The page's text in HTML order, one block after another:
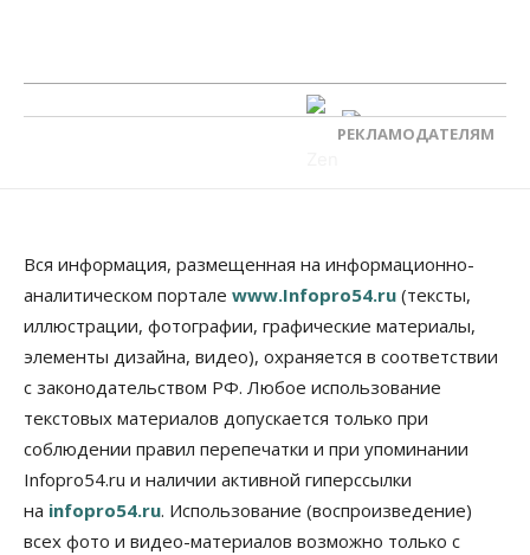
РЕКЛАМОДАТЕЛЯМ
Вся информация, размещенная на информационно-
аналитическом портале www.Infopro54.ru (тексты,
иллюстрации, фотографии, графические материалы,
элементы дизайна, видео), охраняется в соответствии
с законодательством РФ. Любое использование
текстовых материалов допускается только при
соблюдении правил перепечатки и при упоминании
Infopro54.ru и наличии активной гиперссылки
на infopro54.ru. Использование (воспроизведение)
всех фото и видео-материалов возможно только с